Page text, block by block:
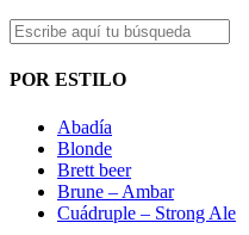
POR ESTILO
Abadía
Blonde
Brett beer
Brune – Ambar
Cuádruple – Strong Ale